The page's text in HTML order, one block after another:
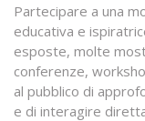
Partecipare a una
educativa e
esposte, molte
conferenze,
al pubblico di
e di interagire